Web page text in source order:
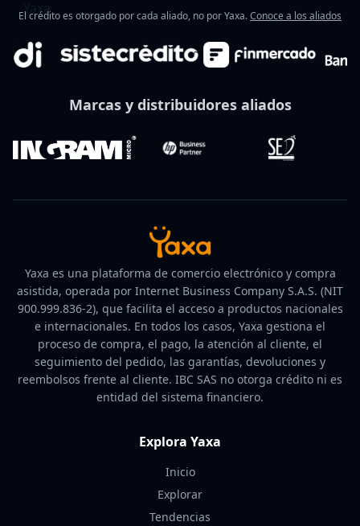
El crédito es otorgado por cada aliado, no por Yaxa.Conoce a los aliados
Marcas y distribuidores aliados
Yaxa es una plataforma de comercio electrónico y compra
asistida, operada por Internet Business Company S.A.S. (NIT
900.999.836-2), que facilita el acceso a productos nacionales
e internacionales. En todos los casos, Yaxa gestiona el
proceso de compra, el pago, la atención al cliente, el
seguimiento del pedido, las garantías, devoluciones y
reembolsos frente al cliente. IBC SAS no otorga crédito ni es
entidad del sistema financiero.
Explora Yaxa
Inicio
Explorar
Tendencias